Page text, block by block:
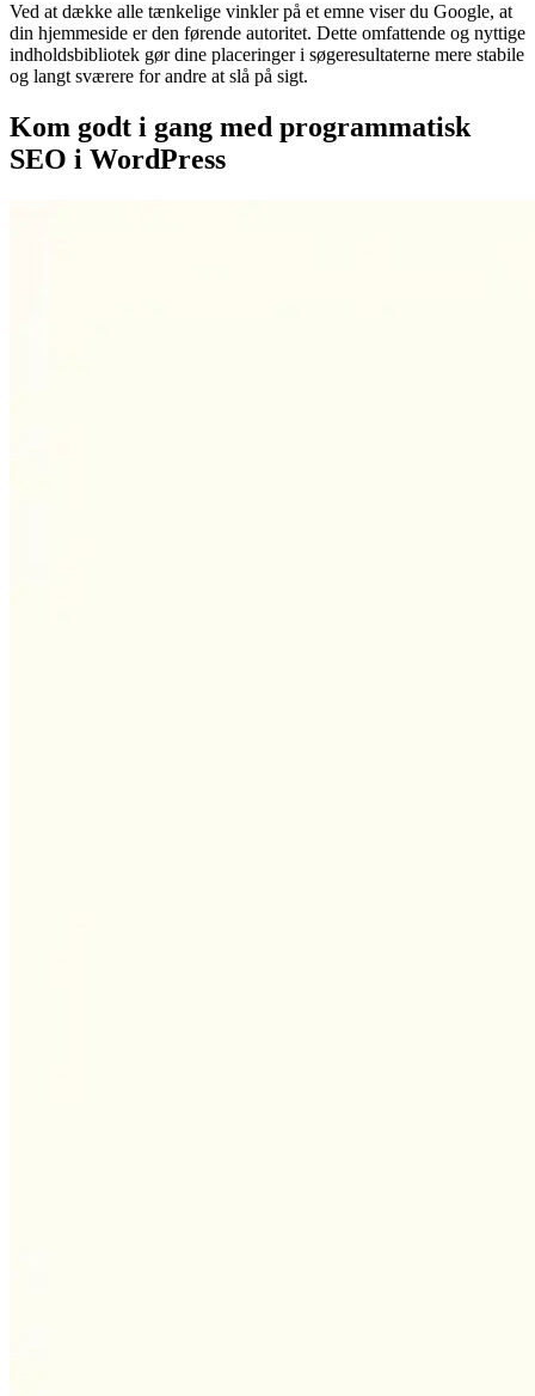
Ved at dække alle tænkelige vinkler på et emne viser du Google, at
din hjemmeside er den førende autoritet. Dette omfattende og nyttige
indholdsbibliotek gør dine placeringer i søgeresultaterne mere stabile
og langt sværere for andre at slå på sigt.
Kom godt i gang med programmatisk
SEO i WordPress